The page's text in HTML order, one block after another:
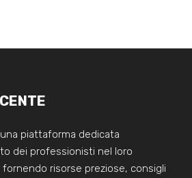
piattaforma dedicata
dei professionisti nel loro
fornendo risorse preziose, consigli